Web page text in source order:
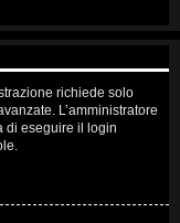
richiede solo
L’amministratore
di eseguire il login